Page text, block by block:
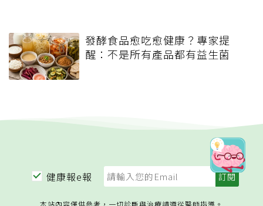
發酵食品愈吃愈健康？專家提
醒：不是所有產品都有益生菌
健康報e報
本站內容僅供參考，一切診斷與治療請遵從醫師指導。